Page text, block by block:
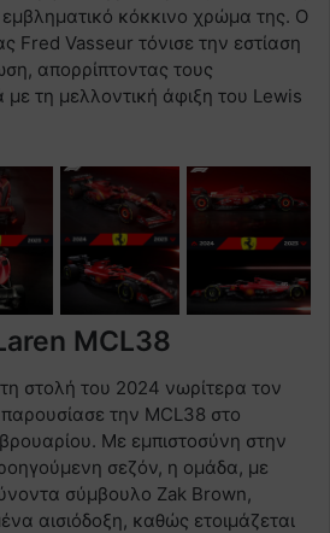
εμβληματικό κόκκινο χρώμα της. Ο
Fred Vasseur τόνισε την εστίαση
απορρίπτοντας τους
με τη μελλοντική άφιξη του Lewis
MCL38
στολή του 2024 νωρίτερα τον
την MCL38 στο
Με εμπιστοσύνη στην
σεζόν, η ομάδα, με
σύμβουλο Zak Brown,
αισιόδοξη, καθώς ετοιμάζεται